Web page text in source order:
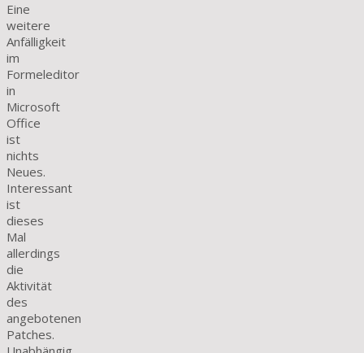
Eine
weitere
Anfälligkeit
im
Formeleditor
in
Microsoft
Office
ist
nichts
Neues.
Interessant
ist
dieses
Mal
allerdings
die
Aktivität
des
angebotenen
Patches.